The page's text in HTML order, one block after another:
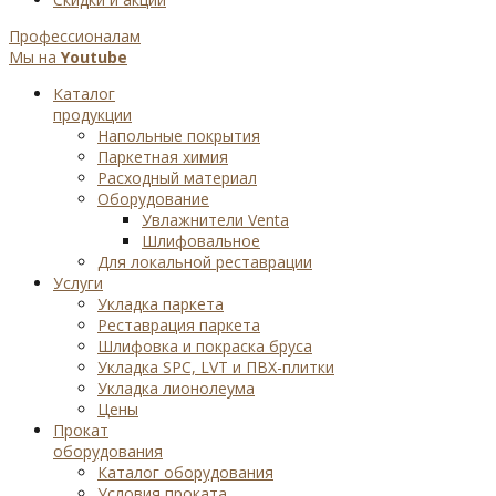
Профессионалам
Мы на Youtube
Каталог
продукции
Напольные покрытия
Паркетная химия
Расходный материал
Оборудование
Увлажнители Venta
Шлифовальное
Для локальной реставрации
Услуги
Укладка паркета
Реставрация паркета
Шлифовка и покраска бруса
Укладка SPC, LVT и ПВХ-плитки
Укладка лионолеума
Цены
Прокат
оборудования
Каталог оборудования